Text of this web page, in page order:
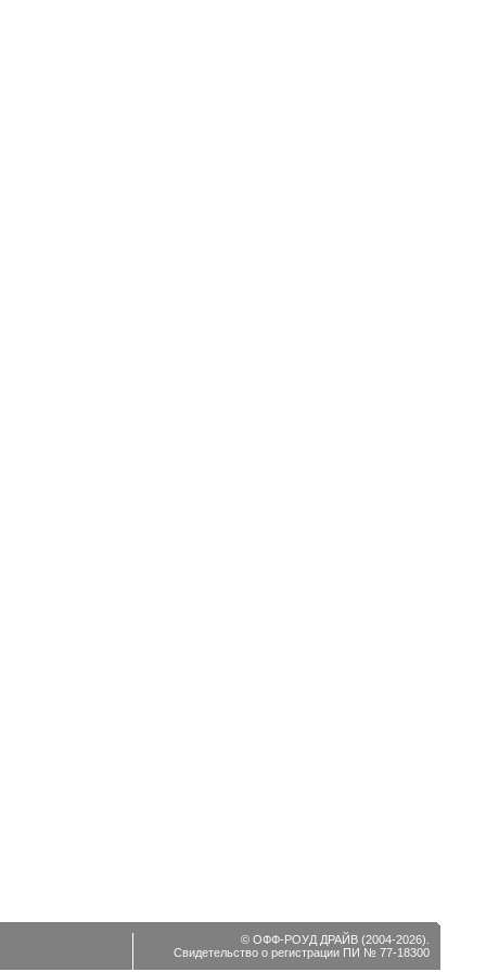
© ОФФ-РОУД ДРАЙВ (2004-2026).
Свидетельство о регистрации ПИ № 77-18300